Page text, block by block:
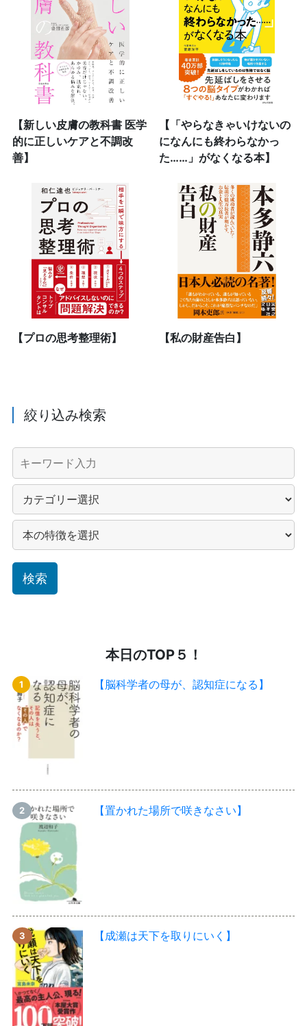
【新しい皮膚の教科書 医学
的に正しいケアと不調改
善】
【「やらなきゃいけないの
になんにも終わらなかっ
た……」がなくなる本】
【プロの思考整理術】 【私の財産告白】
絞り込み検索
本日のTOP５！
【脳科学者の母が、認知症になる】
【置かれた場所で咲きなさい】
【成瀬は天下を取りにいく】